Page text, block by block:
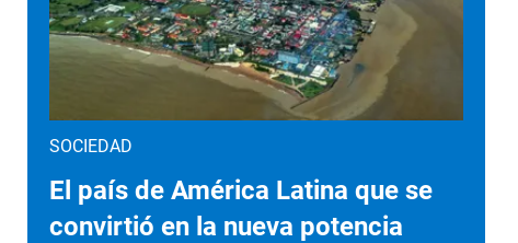
SOCIEDAD
El país de América Latina que se
convirtió en la nueva potencia